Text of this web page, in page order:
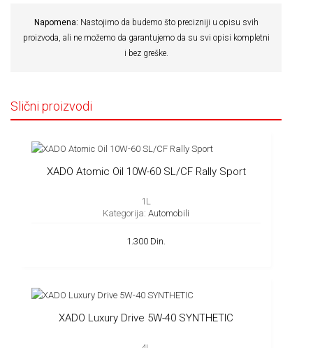
Napomena: Nastojimo da budemo što precizniji u opisu svih
proizvoda, ali ne možemo da garantujemo da su svi opisi kompletni
i bez greške.
Slični proizvodi
XADO Atomic Oil 10W-60 SL/CF Rally Sport
1L
Kategorija: Automobili
1.300 Din.
XADO Luxury Drive 5W-40 SYNTHETIC